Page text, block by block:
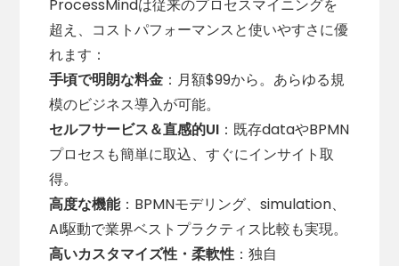
ProcessMindは従来のプロセスマイニングを
超え、コストパフォーマンスと使いやすさに優
れます：
手頃で明朗な料金 ：月額$99から。あらゆる規
模のビジネス導入が可能。
セルフサービス＆直感的UI ：既存dataやBPMN
プロセスも簡単に取込、すぐにインサイト取
得。
高度な機能：BPMNモデリング、simulation、
AI駆動で業界ベストプラクティス比較も実現。
高いカスタマイズ性・柔軟性 ：独自